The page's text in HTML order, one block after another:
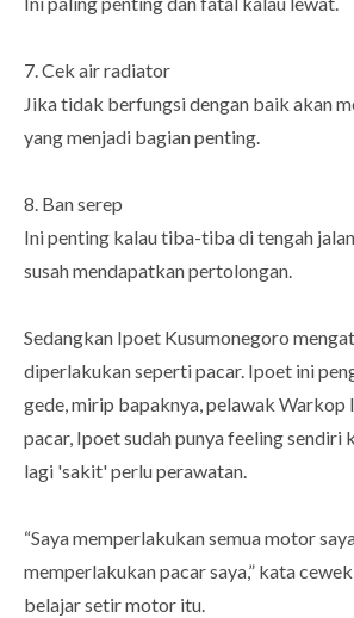
7. Cek air radiator
Jika tidak berfungsi dengan baik akan
yang menjadi bagian penting.
8. Ban serep
Ini penting kalau tiba-tiba di tengah
susah mendapatkan pertolongan.
Sedangkan Ipoet Kusumonegoro
diperlakukan seperti pacar. Ipoet ini
gede, mirip bapaknya, pelawak Warkop
pacar, Ipoet sudah punya feeling sendiri
lagi 'sakit' perlu perawatan.
“Saya memperlakukan semua motor
memperlakukan pacar saya,” kata
belajar setir motor itu.